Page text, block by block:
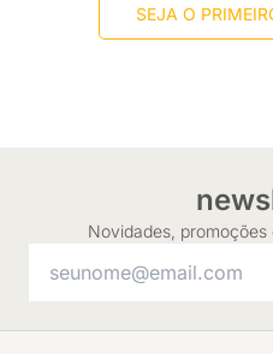
SEJA O
Novidades,